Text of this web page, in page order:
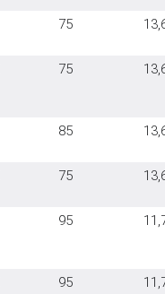
75
75
85
75
95
95